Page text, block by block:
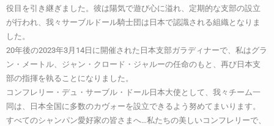
役目を引き継ぎました。彼は陽気で遊び心に溢れ、定期的な支部の設立
が行われ、我々サーブルドール騎士団は日本で認識される組織となりま
した。
20年後の2023年3月14日に開催された日本支部ガラディナーで、私はグラ
ン・メートル、ジャン・クロード・ジャルーの任命のもと、再び日本支
部の指揮を執ることになりました。
コンフレリー・デュ・サーブル・ドール日本大使として、我々チーム一
同は、日本全国に多数のカヴォーを設立できるよう努めてまいります。
すべてのシャンパン愛好家の皆さまへ…私たちの美しいコンフレリーで、